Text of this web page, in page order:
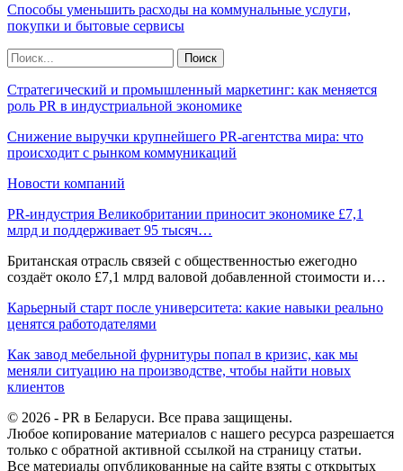
Способы уменьшить расходы на коммунальные услуги,
покупки и бытовые сервисы
Стратегический и промышленный маркетинг: как меняется
роль PR в индустриальной экономике
Снижение выручки крупнейшего PR-агентства мира: что
происходит с рынком коммуникаций
Новости компаний
PR-индустрия Великобритании приносит экономике £7,1
млрд и поддерживает 95 тысяч…
Британская отрасль связей с общественностью ежегодно
создаёт около £7,1 млрд валовой добавленной стоимости и…
Карьерный старт после университета: какие навыки реально
ценятся работодателями
Как завод мебельной фурнитуры попал в кризис, как мы
меняли ситуацию на производстве, чтобы найти новых
клиентов
© 2026 - PR в Беларуси. Все права защищены.
Любое копирование материалов с нашего ресурса разрешается
только с обратной активной ссылкой на страницу статьи.
Все материалы опубликованные на сайте взяты с открытых